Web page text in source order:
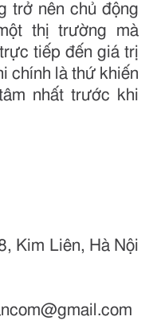
trở nên chủ động
thị trường mà
tiếp đến giá trị
chính là thứ khiến
nhất trước khi
Kim Liên, Hà Nội